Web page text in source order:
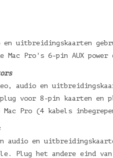
uitbreidingskaarten
Mac Pro's 6-pin AUX
audio en
voor 8-pin kaarten en
Mac Pro (4 kabels
audio en
Plug het andere eind